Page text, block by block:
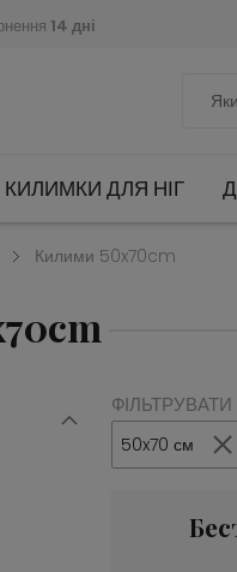
14 дні
КИЛИМКИ ДЛЯ НІГ
Килими 50x70cm
ФІЛЬТРУВАТИ
50x70 см